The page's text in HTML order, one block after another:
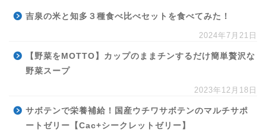
吉泉の米と知多３種食べ比べセットを食べてみた！
2024年7月21日
【野菜をMOTTO】カップのままチンするだけ簡単贅沢な
野菜スープ
2023年12月18日
サボテンで栄養補給！国産ウチワサボテンのマルチサポ
ートゼリー【Cac+シークレットゼリー】